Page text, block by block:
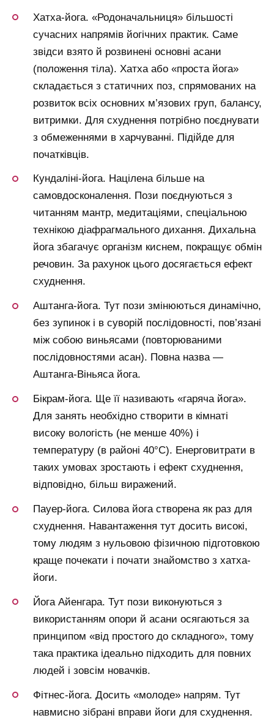
Хатха-йога. «Родоначальниця» більшості
сучасних напрямів йогічних практик. Саме
звідси взято й розвинені основні асани
(положення тіла). Хатха або «проста йога»
складається з статичних поз, спрямованих на
розвиток всіх основних м’язових груп, балансу,
витримки. Для схуднення потрібно поєднувати
з обмеженнями в харчуванні. Підійде для
початківців.
Кундаліні-йога. Націлена більше на
самовдосконалення. Пози поєднуються з
читанням мантр, медитаціями, спеціальною
технікою діафрагмального дихання. Дихальна
йога збагачує організм киснем, покращує обмін
речовин. За рахунок цього досягається ефект
схуднення.
Аштанга-йога. Тут пози змінюються динамічно,
без зупинок і в суворій послідовності, пов’язані
між собою виньясами (повторюваними
послідовностями асан). Повна назва —
Аштанга-Віньяса йога.
Бікрам-йога. Ще її називають «гаряча йога».
Для занять необхідно створити в кімнаті
високу вологість (не менше 40%) і
температуру (в районі 40°С). Енерговитрати в
таких умовах зростають і ефект схуднення,
відповідно, більш виражений.
Пауер-йога. Силова йога створена як раз для
схуднення. Навантаження тут досить високі,
тому людям з нульовою фізичною підготовкою
краще почекати і почати знайомство з хатха-
йоги.
Йога Айенгара. Тут пози виконуються з
використанням опори й асани осягаються за
принципом «від простого до складного», тому
така практика ідеально підходить для повних
людей і зовсім новачків.
Фітнес-йога. Досить «молоде» напрям. Тут
навмисно зібрані вправи йоги для схуднення.